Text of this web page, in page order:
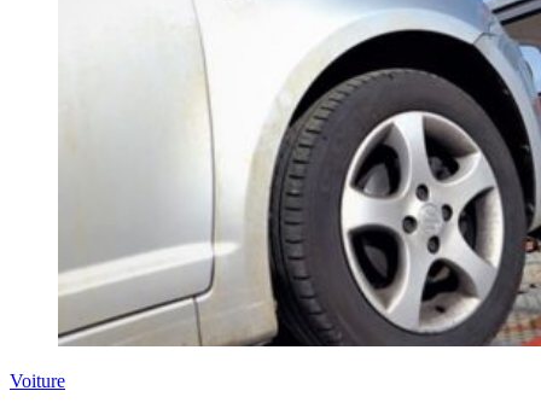
Voiture